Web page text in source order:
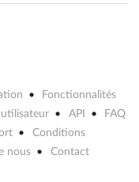
Fonctionnalités
API
FAQ
Conditions
nous Contact